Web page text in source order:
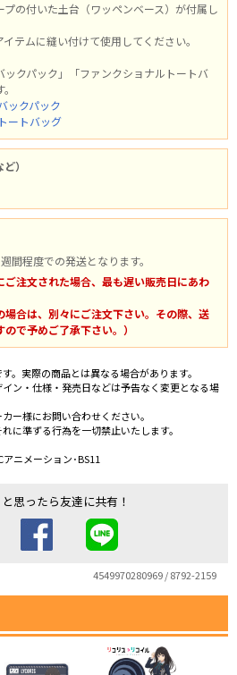
の付いた土台（ワッペンベース）が付属し
テムに縫い付けて使用してください。
クパック」「ファンクショナルトートバ
ックパック
ートバッグ
）
程度での発送となります。
注文された場合、最も遅い販売日にあわ
場合は、別々にご注文下さい。その際、送
で予めご了承下さい。）
。実際の商品とは異なる場合があります。
ン・仕様・発売日などは予告なく変更となる場
ー様にお問い合わせください。
に準ずる行為を一切禁止いたします。
ニメーション･BS11
と思ったら友達に共有！
4549970280969 / 8792-2159